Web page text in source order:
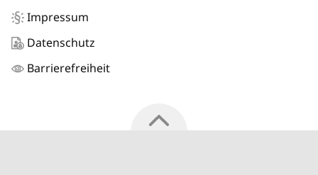
Impressum
Datenschutz
Barrierefreiheit